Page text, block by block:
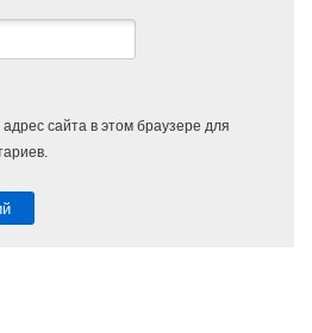
сайта в этом браузере для